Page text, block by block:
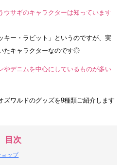
ウサギのキャラクターは知っています
キー・ラビット」というのですが、実
たキャラクターなのです◎
やデニムを中心にしているものが多い
ズワルドのグッズを9種類ご紹介します
目次
ップ